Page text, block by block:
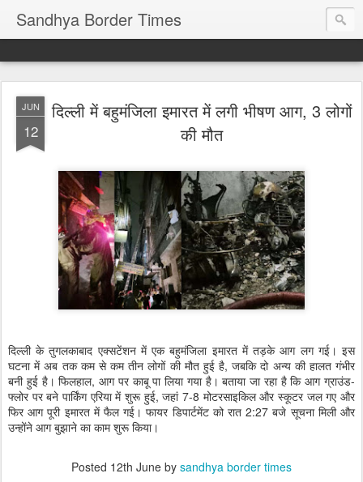
Sandhya Border Times
JUN
12
दिल्ली में बहुमंजिला इमारत में लगी भीषण आग, 3 लोगों
की मौत
दिल्ली के तुगलकाबाद एक्सटेंशन में एक बहुमंजिला इमारत में तड़के आग लग गई। इस
घटना में अब तक कम से कम तीन लोगों की मौत हुई है, जबकि दो अन्य की हालत गंभीर
बनी हुई है। फिलहाल, आग पर काबू पा लिया गया है। बताया जा रहा है कि आग ग्राउंड-
फ्लोर पर बने पार्किंग एरिया में शुरू हुई, जहां 7-8 मोटरसाइकिल और स्कूटर जल गए और
फिर आग पूरी इमारत में फैल गई। फायर डिपार्टमेंट को रात 2:27 बजे सूचना मिली और
उन्होंने आग बुझाने का काम शुरू किया।
Posted 12th June by sandhya border times